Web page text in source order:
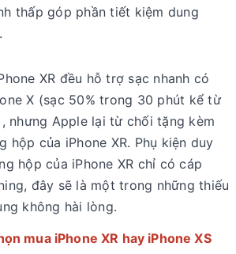
thấp góp phần tiết kiệm dung
XR đều hỗ trợ sạc nhanh có
X (sạc 50% trong 30 phút kể từ
nhưng Apple lại từ chối tặng kèm
hộp của iPhone XR. Phụ kiện duy
hộp của iPhone XR chỉ có cáp
đây sẽ là một trong những thiếu
không hài lòng.
mua iPhone XR hay iPhone XS